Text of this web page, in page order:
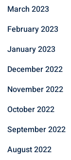
March 2023
February 2023
January 2023
December 2022
November 2022
October 2022
September 2022
August 2022